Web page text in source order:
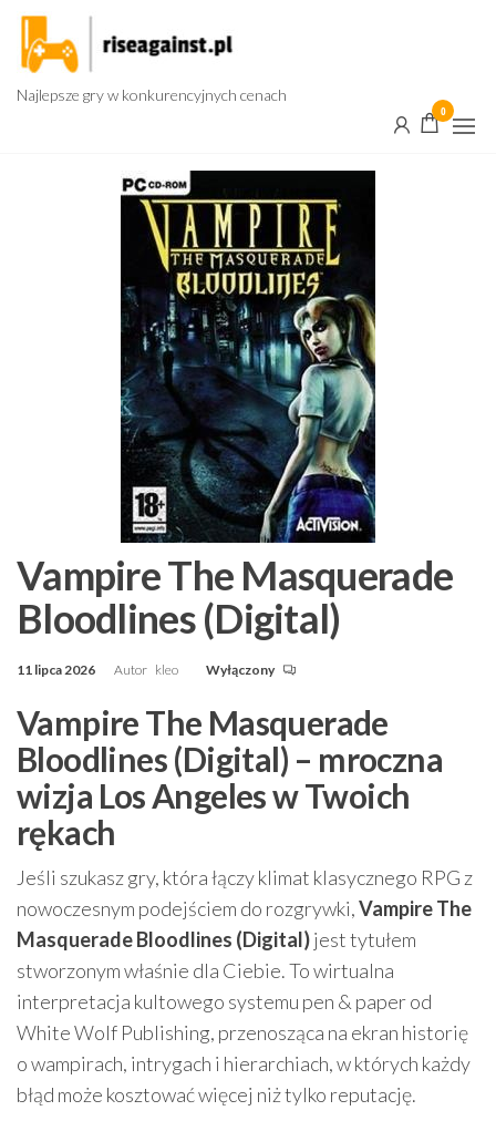
Przejdź
treści
Najlepsze gry w konkurencyjnych cenach
0
Vampire The Masquerade
Bloodlines (Digital)
11 lipca 2026 Autor kleo Wyłączony
Vampire The Masquerade
Bloodlines (Digital) – mroczna
wizja Los Angeles w Twoich
rękach
Jeśli szukasz gry, która łączy klimat klasycznego RPG z
nowoczesnym podejściem do rozgrywki,Vampire The
Masquerade Bloodlines (Digital)jest tytułem
stworzonym właśnie dla Ciebie. To wirtualna
interpretacja kultowego systemu pen & paper od
White Wolf Publishing, przenosząca na ekran historię
o wampirach, intrygach i hierarchiach, w których każdy
błąd może kosztować więcej niż tylko reputację.